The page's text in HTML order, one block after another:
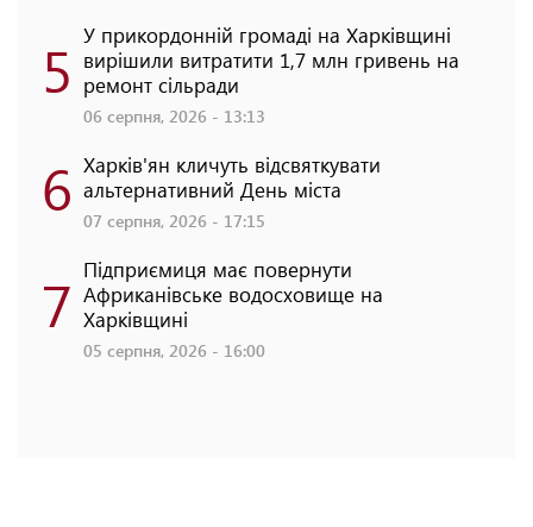
5 У прикордонній громаді на Харківщині
вирішили витратити 1,7 млн гривень на
ремонт сільради
06 серпня, 2026 - 13:13
6 Харків'ян кличуть відсвяткувати
альтернативний День міста
07 серпня, 2026 - 17:15
7 Підприємиця має повернути
Африканівське водосховище на
Харківщині
05 серпня, 2026 - 16:00